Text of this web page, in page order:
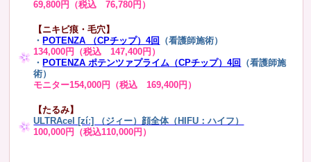
69,800円（税込 76,780円）
【ニキビ痕・毛穴】
・ POTENZA （CPチップ）4回
（看護師施術）
134,000円（税込 147,400円）
・ POTENZA ポテンツァプライム（CPチップ）4回
（看護師施
術）
モニター154,000円（税込 169,400円）
【たるみ】
ULTRAcel [zíː] （ジィー）顔全体（HIFU：ハイフ）
100,000円（税込110,000円）